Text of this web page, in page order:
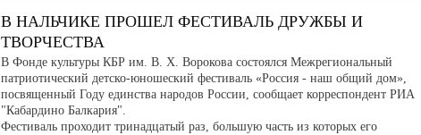
В НАЛЬЧИКЕ ПРОШЕЛ ФЕСТИВАЛЬ ДРУЖБЫ И
ТВОРЧЕСТВА
В Фонде культуры КБР им. В. Х. Ворокова состоялся Межрегиональный
патриотический детско-юношеский фестиваль «Россия - наш общий дом»,
посвященный Году единства народов России, сообщает корреспондент РИА
"Кабардино Балкария".
Фестиваль проходит тринадцатый раз, большую часть из которых его